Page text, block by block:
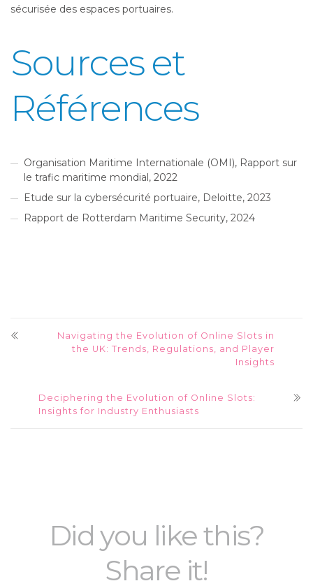
sécurisée des espaces portuaires.
Sources et
Références
Organisation Maritime Internationale (OMI), Rapport sur
le trafic maritime mondial, 2022
Etude sur la cybersécurité portuaire, Deloitte, 2023
Rapport de Rotterdam Maritime Security, 2024
Navigating the Evolution of Online Slots in
the UK: Trends, Regulations, and Player
Insights
Deciphering the Evolution of Online Slots:
Insights for Industry Enthusiasts
Did you like this?
Share it!